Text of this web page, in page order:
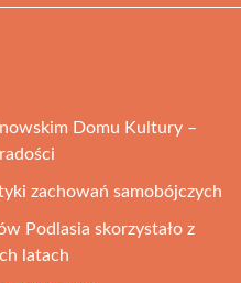
Domu Kultury –
zachowań samobójczych
Podlasia skorzystało z
latach